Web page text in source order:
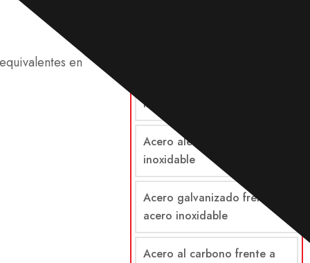
en
inoxidable
Acero aleado frente a acero
inoxidable
Acero galvanizado frente a
acero inoxidable
Acero al carbono frente a